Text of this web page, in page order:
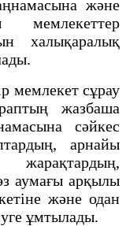
және
халықаралық
мемлекет сұрау
жазбаша
сәйкес
арнайы
жарақтардың,
аумағы арқылы
және одан
ұмтылады.